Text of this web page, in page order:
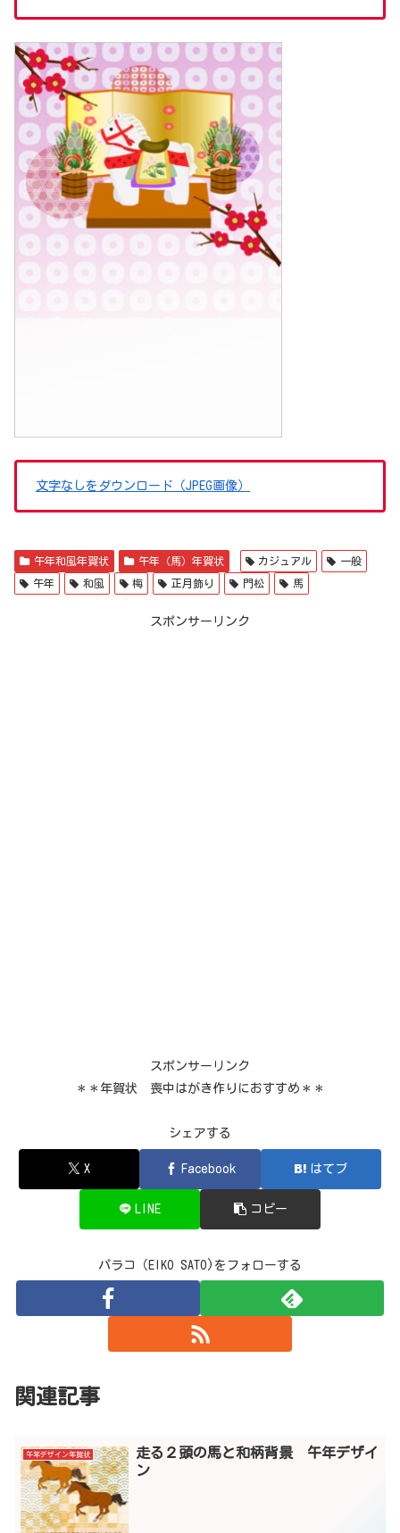
文字なしをダウンロード（JPEG画像）
午年和風年賀状 午年（馬）年賀状 カジュアル 一般
午年 和風 梅 正月飾り 門松 馬
スポンサーリンク
スポンサーリンク
＊＊年賀状 喪中はがき作りにおすすめ＊＊
シェアする
X Facebook はてブ
LINE コピー
パラコ（EIKO SATO)をフォローする
関連記事
午年デザイン年賀状
走る２頭の馬と和柄背景 午年デザイ
ン